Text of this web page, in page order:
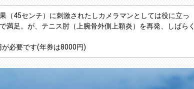
（45センチ）に刺激されたしカメラマンとしては役に立っ
満足。が、テニス肘（上腕骨外側上顆炎）を再発、しばらく
必要です(年券は8000円)